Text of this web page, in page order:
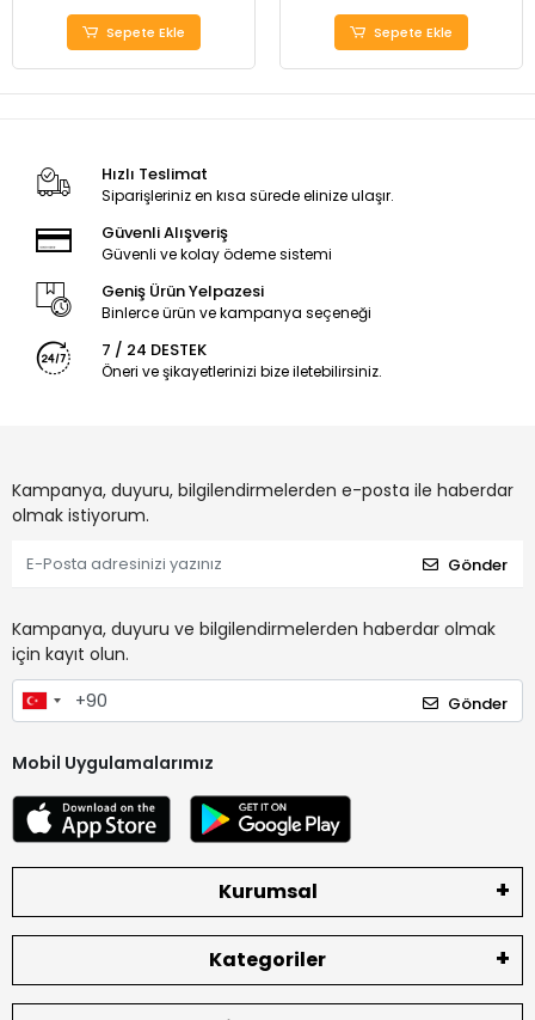
Sepete Ekle Sepete Ekle
Hızlı Teslimat
Siparişleriniz en kısa sürede elinize ulaşır.
Güvenli Alışveriş
Güvenli ve kolay ödeme sistemi
Geniş Ürün Yelpazesi
Binlerce ürün ve kampanya seçeneği
7 / 24 DESTEK
Öneri ve şikayetlerinizi bize iletebilirsiniz.
Kampanya, duyuru, bilgilendirmelerden e-posta ile haberdar
olmak istiyorum.
Gönder
Kampanya, duyuru ve bilgilendirmelerden haberdar olmak
için kayıt olun.
Gönder
Mobil Uygulamalarımız
Kurumsal
Kategoriler